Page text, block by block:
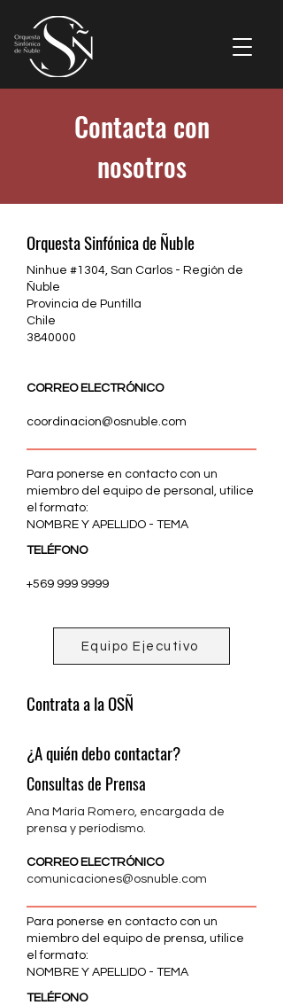
Contacta con
nosotros
Orquesta Sinfónica de Ñuble
Ninhue #1304, San Carlos - Región de
Ñuble
Provincia de Puntilla
Chile
3840000
CORREO ELECTRÓNICO
coordinacion@osnuble.com
Para ponerse en contacto con un
miembro del equipo de personal, utilice
el formato:
NOMBRE Y APELLIDO - TEMA
TELÉFONO
+569 999 9999
Equipo Ejecutivo
Contrata a la OSÑ
¿A quién debo contactar?
Consultas de Prensa
Ana María Romero, encargada de
prensa y períodismo.
CORREO ELECTRÓNICO
comunicaciones@osnuble.com
Para ponerse en contacto con un
miembro del equipo de prensa, utilice
el formato:
NOMBRE Y APELLIDO - TEMA
TELÉFONO